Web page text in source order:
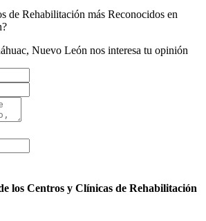
de Rehabilitación más Reconocidos en
Nuevo León nos interesa tu opinión
los Centros y Clínicas de Rehabilitación